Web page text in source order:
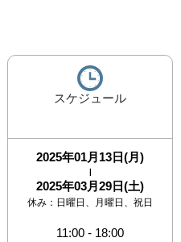
スケジュール
2025年01月13日(月)
|
2025年03月29日(土)
休み： 日曜日、月曜日、祝日
11:00 - 18:00